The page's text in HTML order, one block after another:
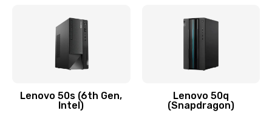
Замена мультиконтроллера
Заказать
Lenovo 50s (6th Gen,
Intel)
Lenovo 50q
(Snapdragon)